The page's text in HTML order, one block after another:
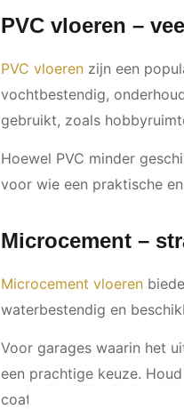
PVC vloeren –
PVC vloeren zijn een
vochtbestendig,
gebruikt, zoals
Hoewel PVC minder
voor wie een praktische
Microcement –
Microcement vloeren
waterbestendig en
Voor garages waarin het
een prachtige keuze.
coatingvloer.